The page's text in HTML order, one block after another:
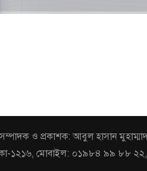
ও প্রকাশক: আবুল হাসান মুহাম্মাদ
১২১৬, মোবাইল: ০১৯৮৪ ৯৯ ৮৮